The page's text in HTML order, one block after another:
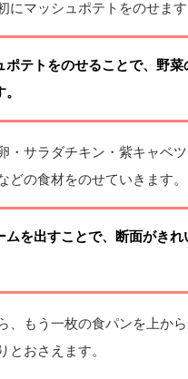
にマッシュポテトをのせます
ポテトをのせることで、野菜
・サラダチキン・紫キャベツ
どの食材をのせていきます。
ムを出すことで、断面がきれ
、もう一枚の食パンを上か
とおさえます。